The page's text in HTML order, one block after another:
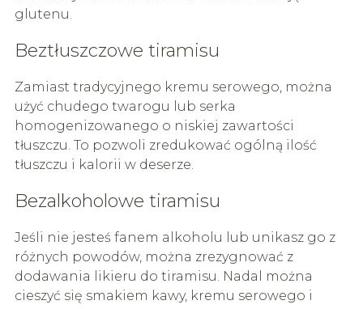
glutenu.
Beztłuszczowe tiramisu
Zamiast tradycyjnego kremu serowego, można
użyć chudego twarogu lub serka
homogenizowanego o niskiej zawartości
tłuszczu. To pozwoli zredukować ogólną ilość
tłuszczu i kalorii w deserze.
Bezalkoholowe tiramisu
Jeśli nie jesteś fanem alkoholu lub unikasz go z
różnych powodów, można zrezygnować z
dodawania likieru do tiramisu. Nadal można
cieszyć się smakiem kawy, kremu serowego i